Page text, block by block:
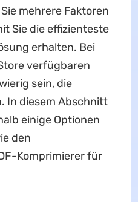
mehrere Faktoren
Sie die effizienteste
erhalten. Bei
verfügbaren
sein, die
In diesem Abschnitt
einige Optionen
den
Komprimierer für